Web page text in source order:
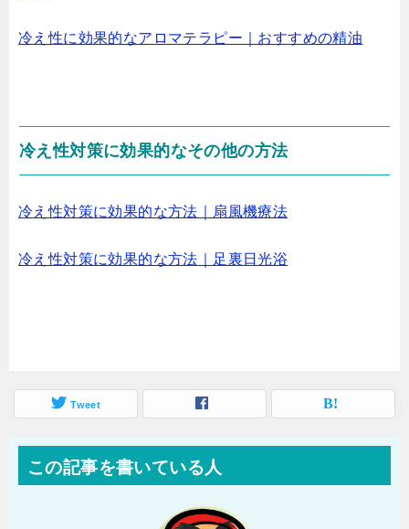
冷え性に効果的なアロマテラピー｜おすすめの精油
冷え性対策に効果的なその他の方法
冷え性対策に効果的な方法｜扇風機療法
冷え性対策に効果的な方法｜足裏日光浴
Tweet
この記事を書いている人